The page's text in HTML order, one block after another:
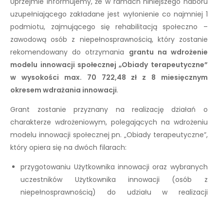
uzupełniającego zakładane jest wyłonienie co najmniej 1
podmiotu, zajmującego się rehabilitacją społeczno –
zawodową osób z niepełnosprawnością, który zostanie
rekomendowany do otrzymania grantu na wdrożenie
modelu innowacji społecznej „Obiady terapeutyczne”
w wysokości max. 70 722,48 zł z 8 miesięcznym
okresem wdrażania innowacji.
Grant zostanie przyznany na realizację działań o
charakterze wdrożeniowym, polegających na wdrożeniu
modelu innowacji społecznej pn. „Obiady terapeutyczne”,
który opiera się na dwóch filarach:
przygotowaniu Użytkownika innowacji oraz wybranych
uczestników Użytkownika innowacji (osób z
niepełnosprawnością) do udziału w realizacji